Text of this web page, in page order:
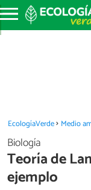
EcologíaVerde Medio
Biología
Teoría de
ejemplo